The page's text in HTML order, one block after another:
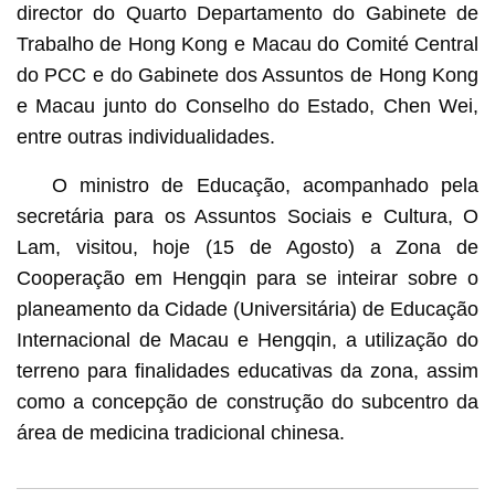
director do Quarto Departamento do Gabinete de
Trabalho de Hong Kong e Macau do Comité Central
do PCC e do Gabinete dos Assuntos de Hong Kong
e Macau junto do Conselho do Estado, Chen Wei,
entre outras individualidades.
O ministro de Educação, acompanhado pela
secretária para os Assuntos Sociais e Cultura, O
Lam, visitou, hoje (15 de Agosto) a Zona de
Cooperação em Hengqin para se inteirar sobre o
planeamento da Cidade (Universitária) de Educação
Internacional de Macau e Hengqin, a utilização do
terreno para finalidades educativas da zona, assim
como a concepção de construção do subcentro da
área de medicina tradicional chinesa.